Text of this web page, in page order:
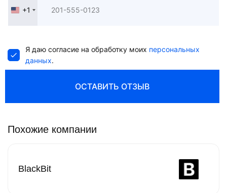
United
+1
Я даю согласие на обработку моих персональных
данных.
ОСТАВИТЬ ОТЗЫВ
Похожие компании
BlackBit